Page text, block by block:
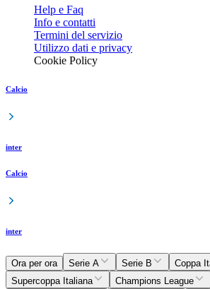
Help e Faq
Info e contatti
Termini del servizio
Utilizzo dati e privacy
Cookie Policy
Calcio
inter
Calcio
inter
Ora per ora Serie A Serie B
Coppa
Supercoppa Italiana
Champions League